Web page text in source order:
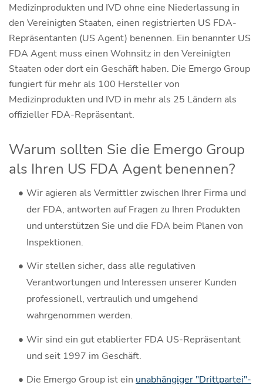
Medizinprodukten und IVD ohne eine Niederlassung in
den Vereinigten Staaten, einen registrierten US FDA-
Repräsentanten (US Agent) benennen. Ein benannter US
FDA Agent muss einen Wohnsitz in den Vereinigten
Staaten oder dort ein Geschäft haben. Die Emergo Group
fungiert für mehr als 100 Hersteller von
Medizinprodukten und IVD in mehr als 25 Ländern als
offizieller FDA-Repräsentant.
Warum sollten Sie die Emergo Group
als Ihren US FDA Agent benennen?
Wir agieren als Vermittler zwischen Ihrer Firma und
der FDA, antworten auf Fragen zu Ihren Produkten
und unterstützen Sie und die FDA beim Planen von
Inspektionen.
Wir stellen sicher, dass alle regulativen
Verantwortungen und Interessen unserer Kunden
professionell, vertraulich und umgehend
wahrgenommen werden.
Wir sind ein gut etablierter FDA US-Repräsentant
und seit 1997 im Geschäft.
Die Emergo Group ist ein unabhängiger "Drittpartei"-